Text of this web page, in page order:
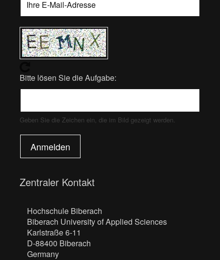
Bitte lösen Sie die Aufgabe:
Geben Sie die Zeichen ein, die im Bild gezeigt werden.
Anmelden
Zentraler Kontakt
Hochschule Biberach
Biberach University of Applied Sciences
Karlstraße 6-11
D-88400 Biberach
Germany